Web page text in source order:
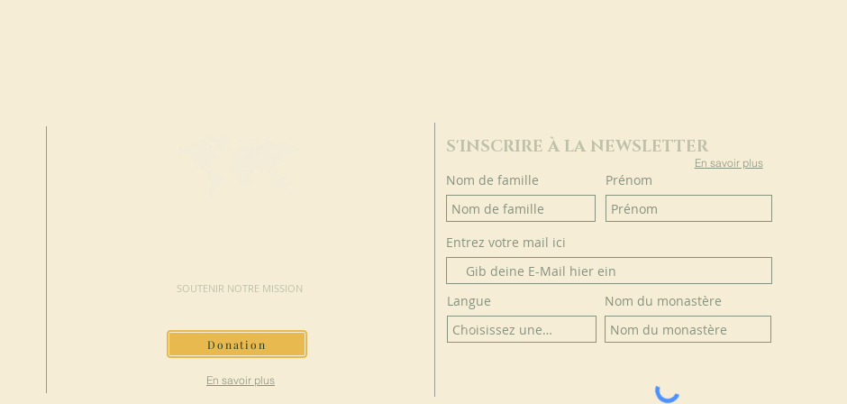
SOUTENIR NOTRE MISSION
Donation
En savoir plus
S'INSCRIRE À LA NEWSLETTER
En savoir plus
Nom de famille Prénom
Entrez votre mail ici
Langue Nom du monastère